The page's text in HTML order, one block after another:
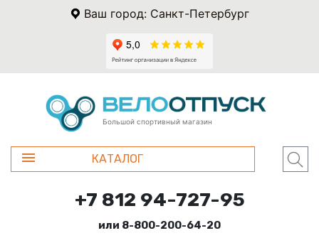
Ваш город: Санкт-Петербург
Большой спортивный магазин
КАТАЛОГ
+7 812 94-727-95
или 8-800-200-64-20